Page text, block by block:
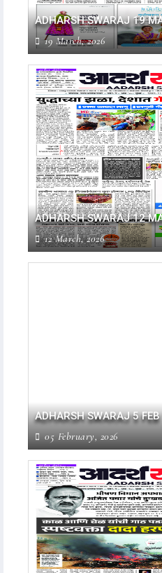
ADHARSH SWARAJ 19
19 March, 2026
ADHARSH SWARAJ 12
12 March, 2026
ADHARSH SWARAJ 5 FEB
05 February, 2026